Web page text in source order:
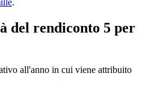
del rendiconto 5 per
all'anno in cui viene attribuito